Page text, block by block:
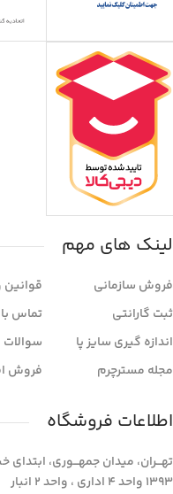
لینک های مهم
فروش سازمانی
ثبت گارانتی
اندازه گیری سایز پا
مجله مسترچرم
قوانین
تماس با
فروش
اطلاعات فروشگاه
تهـــران، میدان جمهـــوری،
1393 واحد 4 اداری ، واحد 2 انبار